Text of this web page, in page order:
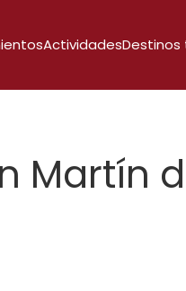
Actividades
Martín